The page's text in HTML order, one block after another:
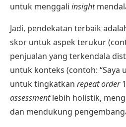
untuk menggali insight
Jadi, pendekatan terbaik
skor untuk aspek terukur
penjualan yang terkendala
untuk konteks (contoh: “Saya
untuk tingkatkan repeat order
assessmentlebih holistik,
dan mendukung